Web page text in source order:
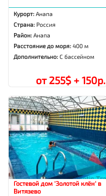
Курорт:Анапа
Страна: Россия
Район:Анапа
Расстояние до моря:400 м
Дополнительно:С бассейном
от 255$ + 150р.
Гостевой дом 'Золотой клён' в
Витязево